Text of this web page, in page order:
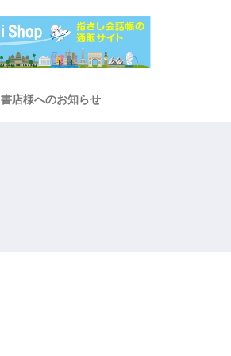
書店様へのお知らせ